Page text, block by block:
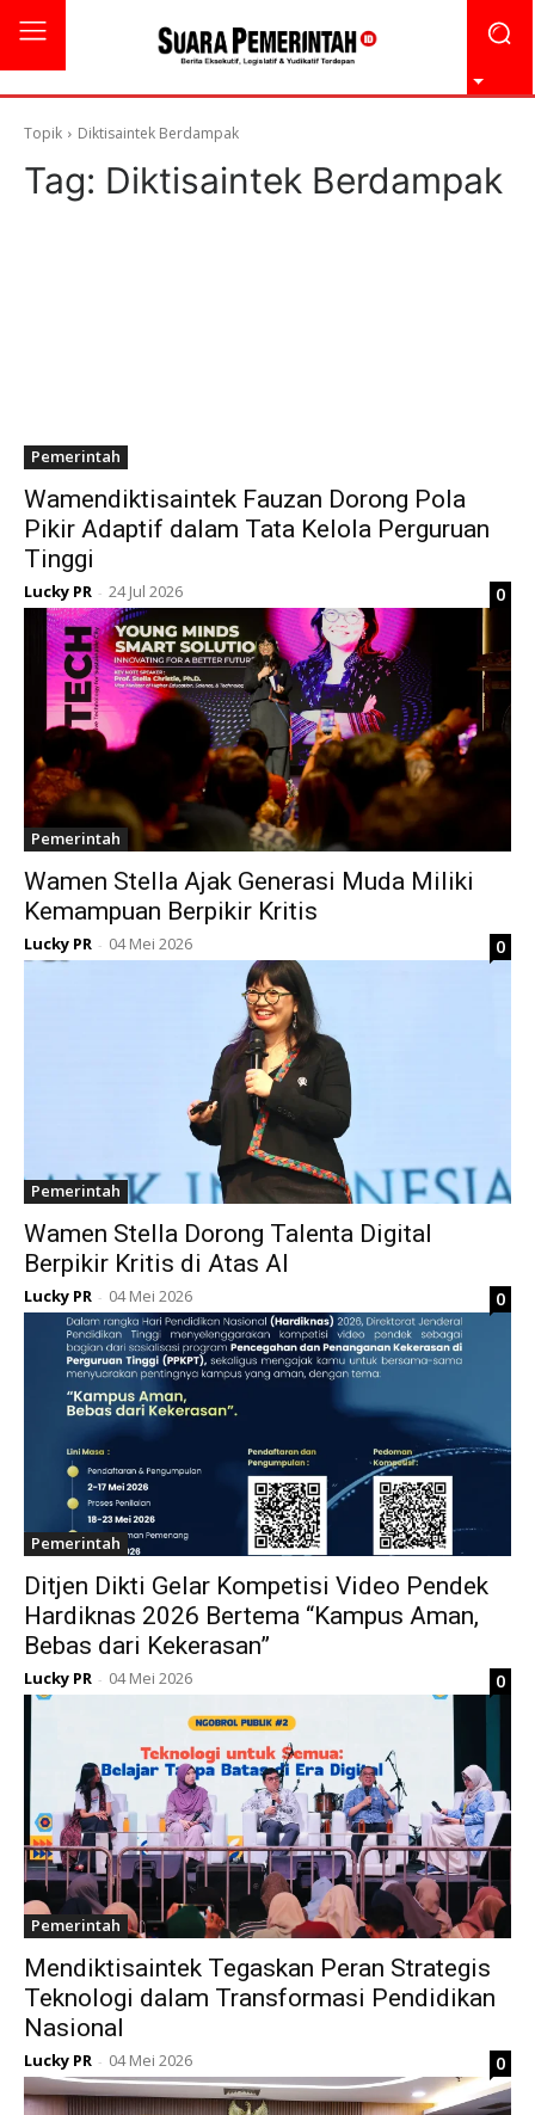
Topik Diktisaintek Berdampak
Tag: Diktisaintek Berdampak
Pemerintah
Wamendiktisaintek Fauzan Dorong Pola
Pikir Adaptif dalam Tata Kelola Perguruan
Tinggi
Lucky PR - 24 Jul 2026 0
Pemerintah
Wamen Stella Ajak Generasi Muda Miliki
Kemampuan Berpikir Kritis
Lucky PR - 04 Mei 2026 0
Pemerintah
Wamen Stella Dorong Talenta Digital
Berpikir Kritis di Atas AI
Lucky PR - 04 Mei 2026 0
Pemerintah
Ditjen Dikti Gelar Kompetisi Video Pendek
Hardiknas 2026 Bertema “Kampus Aman,
Bebas dari Kekerasan”
Lucky PR - 04 Mei 2026 0
Pemerintah
Mendiktisaintek Tegaskan Peran Strategis
Teknologi dalam Transformasi Pendidikan
Nasional
Lucky PR - 04 Mei 2026 0